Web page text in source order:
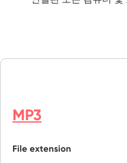
MP3
File extension